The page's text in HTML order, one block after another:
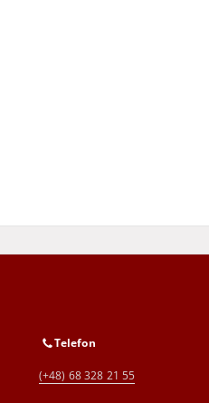
Telefon
(+48) 68 328 21 55